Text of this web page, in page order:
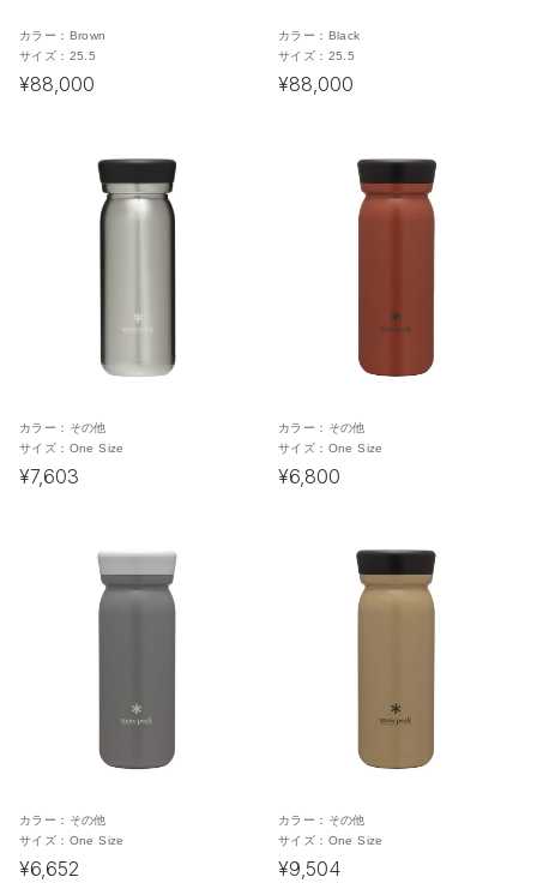
カラー： Brown
サイズ： 25.5
¥88,000
カラー： Black
サイズ： 25.5
¥88,000
カラー： その他
サイズ： One Size
¥7,603
カラー： その他
サイズ： One Size
¥6,800
カラー： その他
サイズ： One Size
¥6,652
カラー： その他
サイズ： One Size
¥9,504